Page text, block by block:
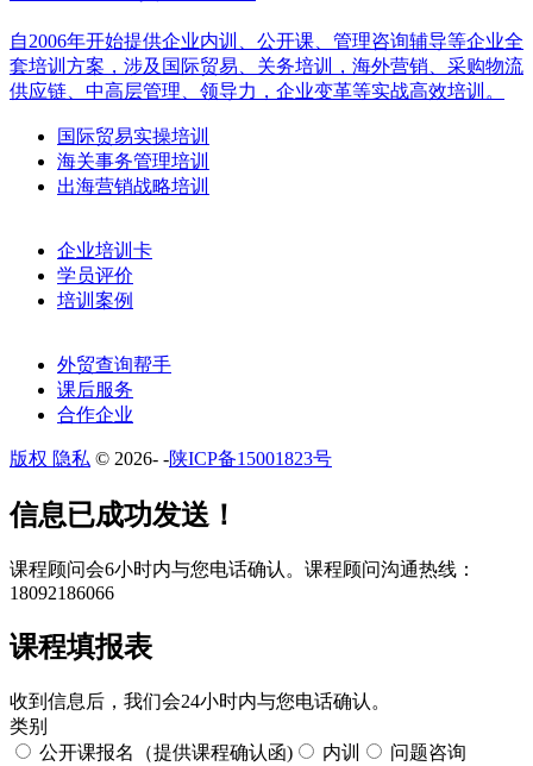
自2006年开始提供企业内训、公开课、管理咨询辅导等企业全
套培训方案，涉及国际贸易、关务培训，海外营销、采购物流
供应链、中高层管理、领导力，企业变革等实战高效培训。
国际贸易实操培训
海关事务管理培训
出海营销战略培训
企业培训卡
学员评价
培训案例
外贸查询帮手
课后服务
合作企业
版权 隐私 © 2026- -陕ICP备15001823号
​​信息已成功发送！
课程顾问会6小时内与您电话确认。​课程顾问沟通热线：
18092186066
课程填报表​
收到信息后，我们会24小时内与您电话确认。​
类别
公开课报名（提供课程确认函)
内训
问题咨询